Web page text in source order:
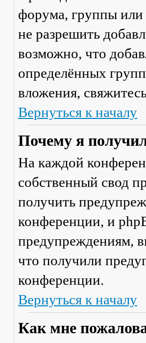
форума, группы или
не разрешить
возможно, что
определённых
вложения,
Вернуться к началу
Почему я
На каждой
собственный свод
получить
конференции, и
предупреждениям,
что получили
конференции.
Вернуться к началу
Как мне